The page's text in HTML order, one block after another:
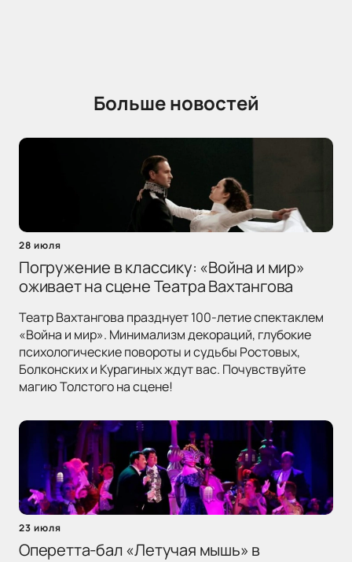
Больше новостей
28 июля
Погружение в классику: «Война и мир»
оживает на сцене Театра Вахтангова
Театр Вахтангова празднует 100-летие спектаклем
«Война и мир». Минимализм декораций, глубокие
психологические повороты и судьбы Ростовых,
Болконских и Курагиных ждут вас. Почувствуйте
магию Толстого на сцене!
23 июля
Оперетта-бал «Летучая мышь» в